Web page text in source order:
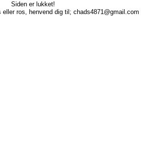
Siden er lukket!
ros, henvend dig til; chads4871@gmail.com